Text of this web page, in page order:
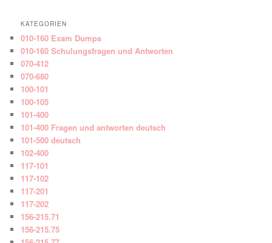
KATEGORIEN
010-160 Exam Dumps
010-160 Schulungsfragen und Antworten
070-412
070-680
100-101
100-105
101-400
101-400 Fragen und antworten deutsch
101-500 deutsch
102-400
117-101
117-102
117-201
117-202
156-215.71
156-215.75